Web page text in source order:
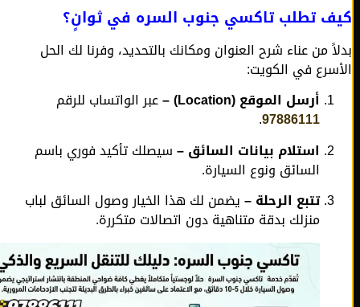
تطلب تاكسي جنوب السره في ثوانٍ؟
من عناء شرح العنوان ومكانك بالتحديد، وفرنا لك الحل
في الكويت:
أرسل الموقع (Location) –
عبر الواتساب للرقم
97886111
.
استلام بيانات السائق –سيصلك تأكيد فوري باسم
السائق ونوع السيارة.
تتبع الرحلة –يضمن لك هذا الخيار وصول السائق لباب
منزلك بدقة متناهية دون اتصالات متكررة.